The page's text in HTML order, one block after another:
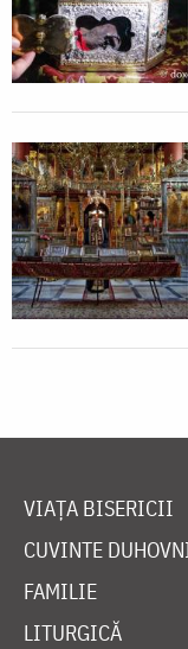
VIAȚA BISERICII
CUVINTE
FAMILIE
LITURGICĂ